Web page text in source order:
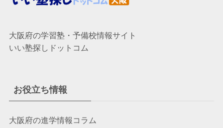
大阪府の学習塾・予備校情報サイト
いい塾探しドットコム
お役立ち情報
大阪府の進学情報コラム